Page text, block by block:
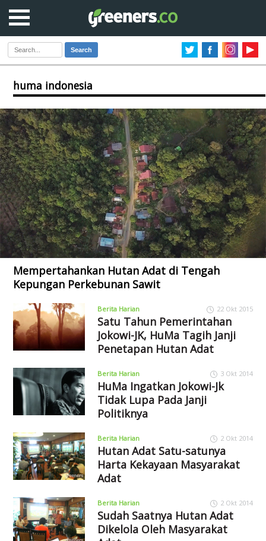
Search
huma indonesia
Mempertahankan Hutan Adat di Tengah
Kepungan Perkebunan Sawit
Berita Harian 22 Okt 2015
Satu Tahun Pemerintahan
Jokowi-JK, HuMa Tagih Janji
Penetapan Hutan Adat
Berita Harian 3 Okt 2014
HuMa Ingatkan Jokowi-Jk
Tidak Lupa Pada Janji
Politiknya
Berita Harian 2 Okt 2014
Hutan Adat Satu-satunya
Harta Kekayaan Masyarakat
Adat
Berita Harian 2 Okt 2014
Sudah Saatnya Hutan Adat
Dikelola Oleh Masyarakat